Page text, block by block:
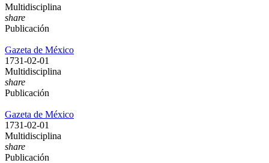
Multidisciplina
share
Publicación
Gazeta de México
1731-02-01
Multidisciplina
share
Publicación
Gazeta de México
1731-02-01
Multidisciplina
share
Publicación